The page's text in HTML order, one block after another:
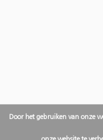
Door het gebruiken van onze